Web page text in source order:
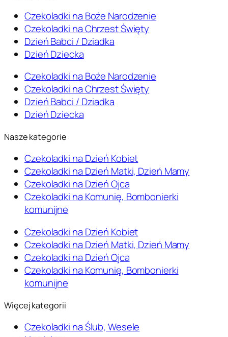
Czekoladki na Boże Narodzenie
Czekoladki na Chrzest Święty
Dzień Babci / Dziadka
Dzień Dziecka
Czekoladki na Boże Narodzenie
Czekoladki na Chrzest Święty
Dzień Babci / Dziadka
Dzień Dziecka
Nasze kategorie
Czekoladki na Dzień Kobiet
Czekoladki na Dzień Matki, Dzień Mamy
Czekoladki na Dzień Ojca
Czekoladki na Komunię, Bombonierki
komunijne
Czekoladki na Dzień Kobiet
Czekoladki na Dzień Matki, Dzień Mamy
Czekoladki na Dzień Ojca
Czekoladki na Komunię, Bombonierki
komunijne
Więcej kategorii
Czekoladki na Ślub, Wesele